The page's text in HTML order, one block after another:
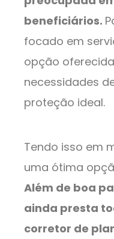
beneficiários.
focado em
opção
necessidades
proteção ideal.
Tendo isso em
uma ótima
Além de boa
ainda presta
corretor de